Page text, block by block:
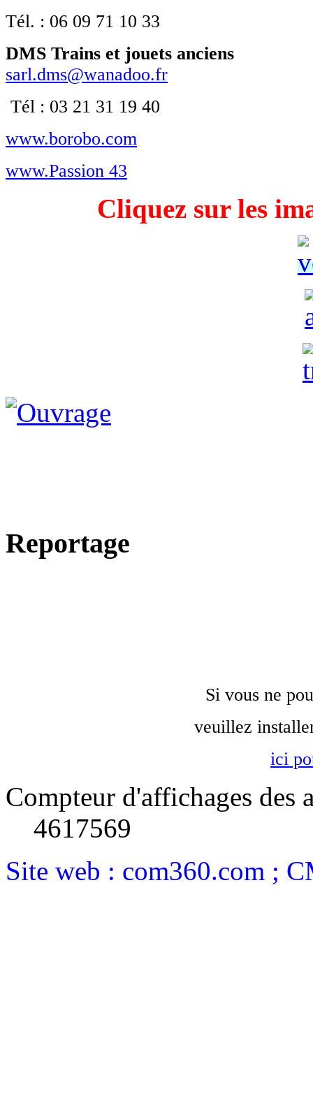
Tél. : 06 09 71 10 33
DMS Trains et jouets anciens
sarl.dms@wanadoo.fr
Tél : 03 21 31 19 40
www.borobo.com
www.Passion 43
Cliquez sur les
Reportage
Si vous ne
veuillez
ici
Compteur d'affichages des
4617569
Site web : com360.com ;